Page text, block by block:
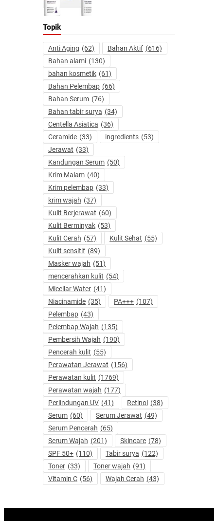
Topik
Anti Aging (62) Bahan Aktif (616)
Bahan alami (130)
bahan kosmetik (61)
Bahan Pelembap (66)
Bahan Serum (76)
Bahan tabir surya (34)
Centella Asiatica (36)
Ceramide (33) ingredients (53)
Jerawat (33)
Kandungan Serum (50)
Krim Malam (40)
Krim pelembap (33)
krim wajah (37)
Kulit Berjerawat (60)
Kulit Berminyak (53)
Kulit Cerah (57) Kulit Sehat (55)
Kulit sensitif (89)
Masker wajah (51)
mencerahkan kulit (54)
Micellar Water (41)
Niacinamide (35) PA+++ (107)
Pelembap (43)
Pelembap Wajah (135)
Pembersih Wajah (190)
Pencerah kulit (55)
Perawatan Jerawat (156)
Perawatan kulit (1769)
Perawatan wajah (177)
Perlindungan UV (41) Retinol (38)
Serum (60) Serum Jerawat (49)
Serum Pencerah (65)
Serum Wajah (201) Skincare (78)
SPF 50+ (110) Tabir surya (122)
Toner (33) Toner wajah (91)
Vitamin C (56) Wajah Cerah (43)